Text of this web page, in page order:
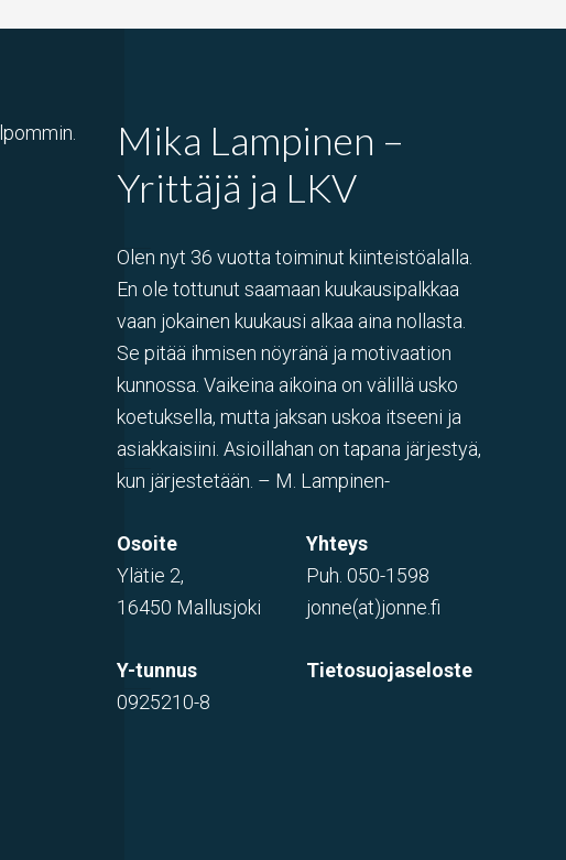
Mika Lampinen –
Yrittäjä ja LKV
Olen nyt 36 vuotta toiminut kiinteistöalalla.
En ole tottunut saamaan kuukausipalkkaa
vaan jokainen kuukausi alkaa aina nollasta.
Se pitää ihmisen nöyränä ja motivaation
kunnossa. Vaikeina aikoina on välillä usko
koetuksella, mutta jaksan uskoa itseeni ja
asiakkaisiini. Asioillahan on tapana järjestyä,
kun järjestetään. – M. Lampinen-
Osoite
Ylätie 2,
16450 Mallusjoki
Yhteys
Puh.050-1598
jonne(at)jonne.fi
Y-tunnus
0925210-8
Tietosuojaseloste